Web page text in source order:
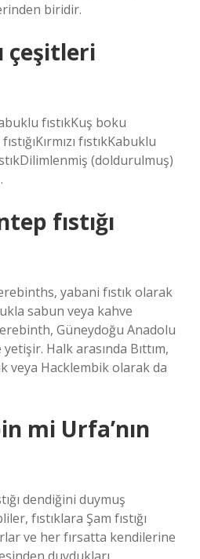
biridir.
çeşitleri
fıstıkKuş boku
fıstıkKabuklu
(doldurulmuş)
fıstığı
yabani fıstık olarak
sabun veya kahve
Güneydoğu Anadolu
Halk arasında Bıttım,
veya Hacklembik olarak da
mi Urfa’nın
dendiğini duymuş
fıstıklara Şam fıstığı
ve her fırsatta kendilerine